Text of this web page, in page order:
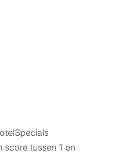
tussen 1 en